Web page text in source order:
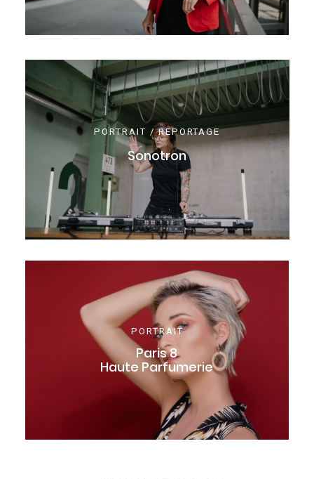
PORTRAIT / REPORTAGE
PORTRAIT
Paris 8
Haute Parfumerie
Sonotron